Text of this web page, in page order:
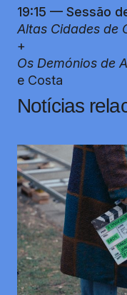
19:15 — Sessão
Altas Cidades de
+
Os Demónios de
e Costa
Notícias